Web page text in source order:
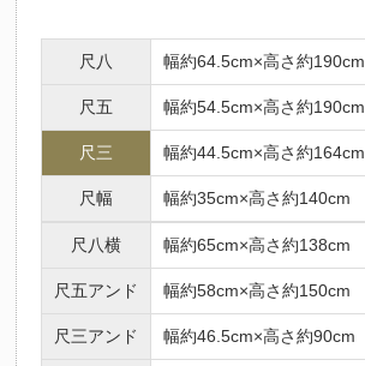
尺八 幅約64.5cm×高さ約190cm
尺五 幅約54.5cm×高さ約190cm
尺三 幅約44.5cm×高さ約164cm
尺幅 幅約35cm×高さ約140cm
尺八横 幅約65cm×高さ約138cm
尺五アンド 幅約58cm×高さ約150cm
尺三アンド 幅約46.5cm×高さ約90cm